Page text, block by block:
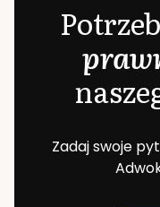
Zadaj swoje